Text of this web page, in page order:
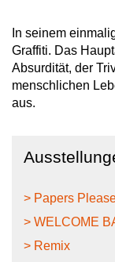
In seinem
Graffiti. Das
Absurdität, der
menschlichen
aus.
> Papers
> WELCOME
> Remix